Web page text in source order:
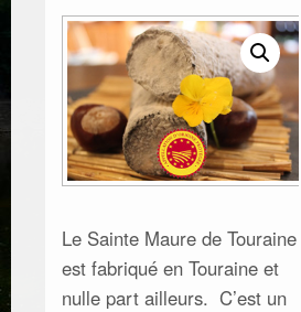
Le Sainte Maure de Touraine
est fabriqué en Touraine et
nulle part ailleurs. C’est un